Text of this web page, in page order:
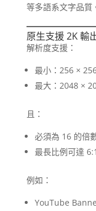
等多語系文字品質
原生支援 2K 輸
解析度支援：
最小：256 ×
最大：2048 ×
且：
必須為 16 的倍
最長比例可達 6:1
例如：
YouTube